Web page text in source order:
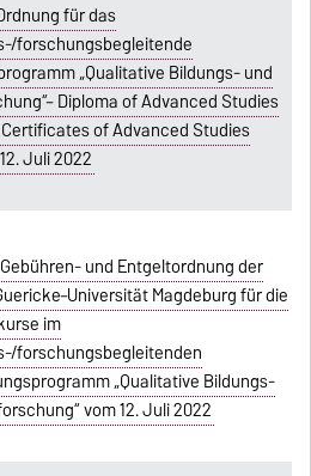
für das
forschungsbegleitende
„Qualitative Bildungs- und
Diploma of Advanced Studies
Certificates of Advanced Studies
Juli 2022
und Entgeltordnung der
Magdeburg für die
im
forschungsbegleitenden
„Qualitative Bildungs-
vom 12. Juli 2022